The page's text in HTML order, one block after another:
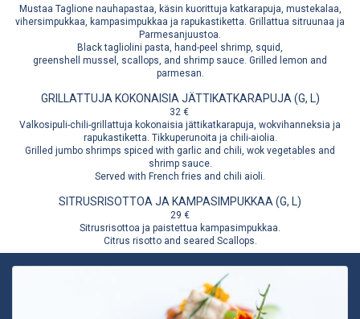
Mustaa Taglione nauhapastaa, käsin kuorittuja katkarapuja, mustekalaa,
vihersimpukkaa, kampasimpukkaa ja rapukastiketta. Grillattua sitruunaa ja
Parmesanjuustoa.
Black tagliolini pasta, hand-peel shrimp, squid,
greenshell mussel, scallops, and shrimp sauce. Grilled lemon and
parmesan.
GRILLATTUJA KOKONAISIA JÄTTIKATKARAPUJA (G, L)
32 €
Valkosipuli-chili-grillattuja kokonaisia jättikatkarapuja, wokvihanneksia ja
rapukastiketta. Tikkuperunoita ja chili-aiolia.
Grilled jumbo shrimps spiced with garlic and chili, wok vegetables and
shrimp sauce.
Served with French fries and chili aioli.
SITRUSRISOTTOA JA KAMPASIMPUKKAA (G, L)
29 €
Sitrusrisottoa ja paistettua kampasimpukkaa.
Citrus risotto and seared Scallops.